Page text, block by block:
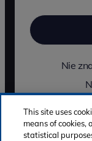
Nie
This site uses
means of
statistical